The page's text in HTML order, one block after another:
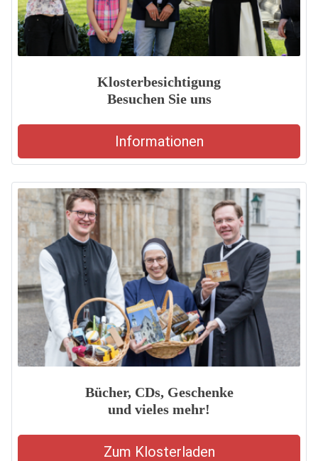
Klosterbesichtigung
Besuchen Sie uns
Informationen
Bücher, CDs, Geschenke
und vieles mehr!
Zum Klosterladen